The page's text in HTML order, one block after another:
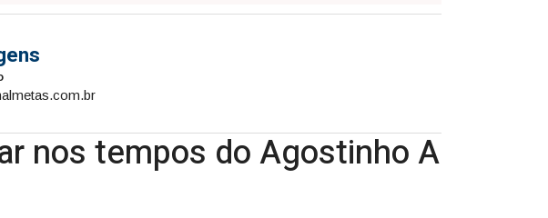
nos tempos do Agostinho A